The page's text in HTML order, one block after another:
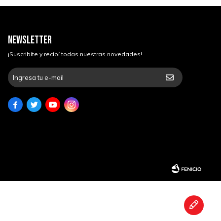
NEWSLETTER
¡Suscribite y recibí todas nuestras novedades!
   